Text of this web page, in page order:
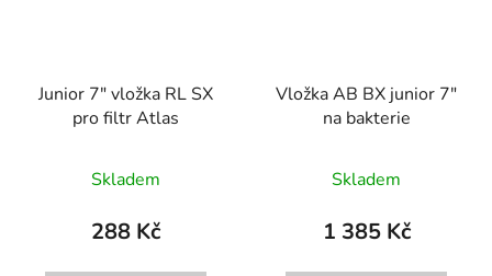
Junior 7" vložka RL SX
pro filtr Atlas
Skladem
288 Kč
Vložka AB BX junior 7"
na bakterie
Skladem
1 385 Kč